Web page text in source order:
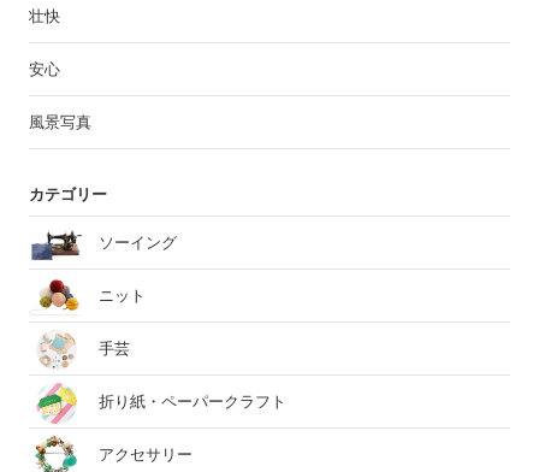
壮快
安心
風景写真
カテゴリー
ソーイング
ニット
手芸
折り紙・ペーパークラフト
アクセサリー